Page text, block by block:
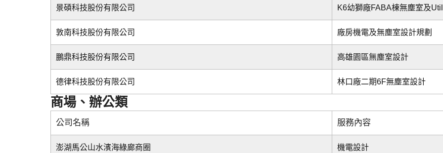
景碩科技股份有限公司 K6幼獅廠FABA棟無塵室及
敦南科技股份有限公司 廠房機電及無塵室設計規劃
鵬鼎科技股份有限公司 高雄園區無塵室設計
德律科技股份有限公司 林口廠二期6F無塵室設計
商場、辦公類
公司名稱 服務內容
澎湖馬公山水濱海綠廊商圈 機電設計